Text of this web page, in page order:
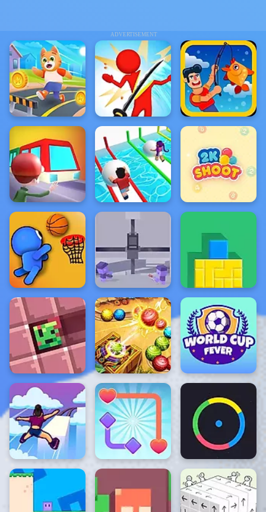
ADVERTISEMENT